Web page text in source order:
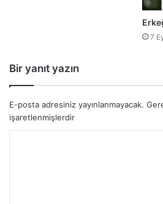
7
Bir yanıt yazın
E-posta adresiniz yayınlanmayacak.
işaretlenmişlerdir